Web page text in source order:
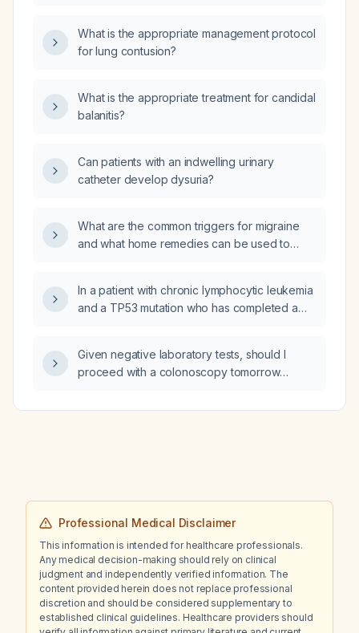
What is the appropriate management protocol
for lung contusion?
What is the appropriate treatment for candidal
balanitis?
Can patients with an indwelling urinary
catheter develop dysuria?
What are the common triggers for migraine
and what home remedies can be used to
In a patient with chronic lymphocytic leukemia
and a TP53 mutation who has completed a
allogeneic stem‑cell transplant be
considered?
Given negative laboratory tests, should I
proceed with a colonoscopy tomorrow
contrast‑enhanced computed tomography
Professional Medical Disclaimer
This information is intended for healthcare professionals.
Any medical decision-making should rely on clinical
judgment and independently verified information. The
content provided herein does not replace professional
discretion and should be considered supplementary to
established clinical guidelines. Healthcare providers should